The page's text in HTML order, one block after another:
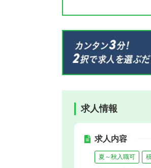
求人情報
求人内容
夏～秋入職可